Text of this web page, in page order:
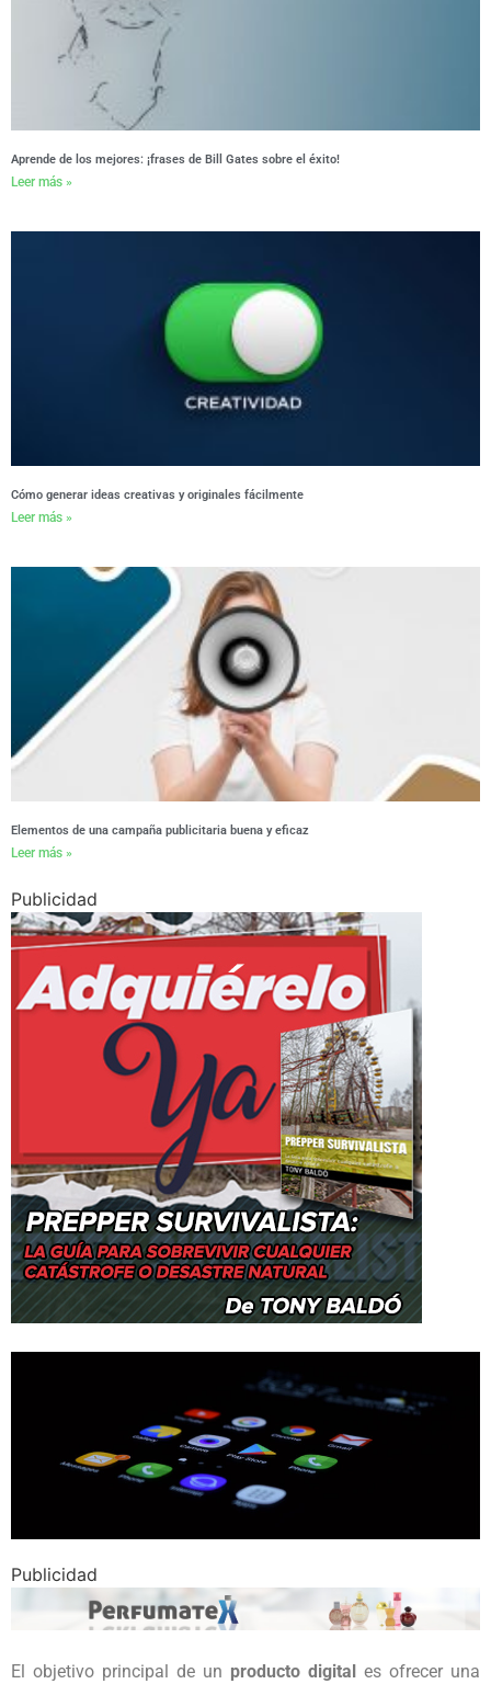
Aprende de los mejores: ¡frases de Bill Gates sobre el éxito!
Leer más »
Cómo generar ideas creativas y originales fácilmente
Leer más »
Elementos de una campaña publicitaria buena y eficaz
Leer más »
Publicidad
Publicidad
El objetivo principal de un producto digital
es ofrecer una